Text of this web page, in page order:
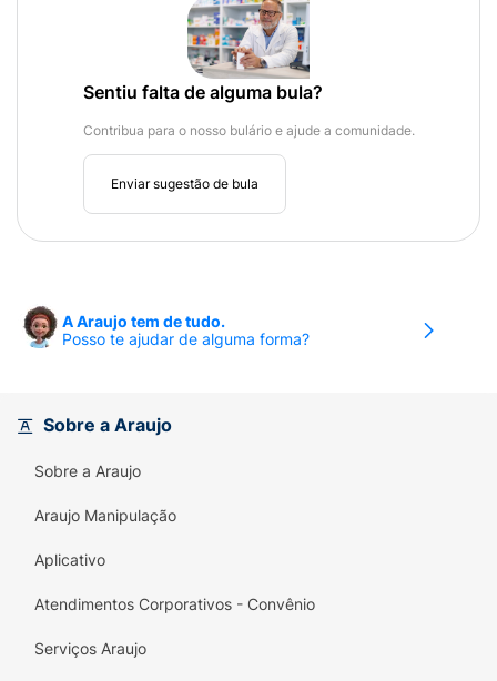
Sentiu falta de alguma bula?
Contribua para o nosso bulário e ajude a comunidade.
Enviar sugestão de bula
A Araujo tem de tudo.
Posso te ajudar de alguma forma?
Sobre a Araujo
Sobre a Araujo
Araujo Manipulação
Aplicativo
Atendimentos Corporativos - Convênio
Serviços Araujo